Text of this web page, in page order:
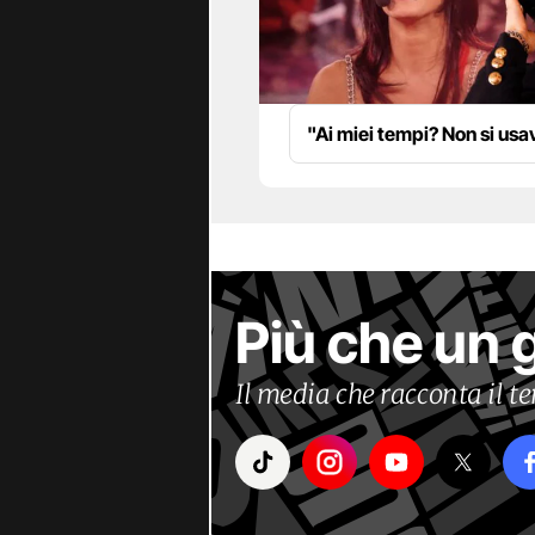
"Ai miei tempi? Non si
Più che un
Il media che racconta il